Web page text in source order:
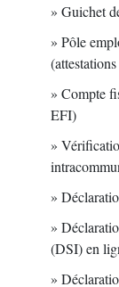
Guichet
Pôle
Compte
EFI)
(DSI) en